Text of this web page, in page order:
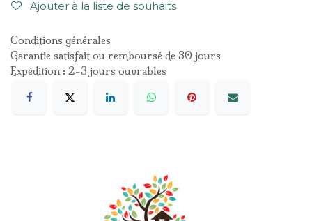
Ajouter à la liste de souhaits
Conditions générales
Garantie satisfait ou remboursé de 30 jours
Expédition : 2-3 jours ouvrables